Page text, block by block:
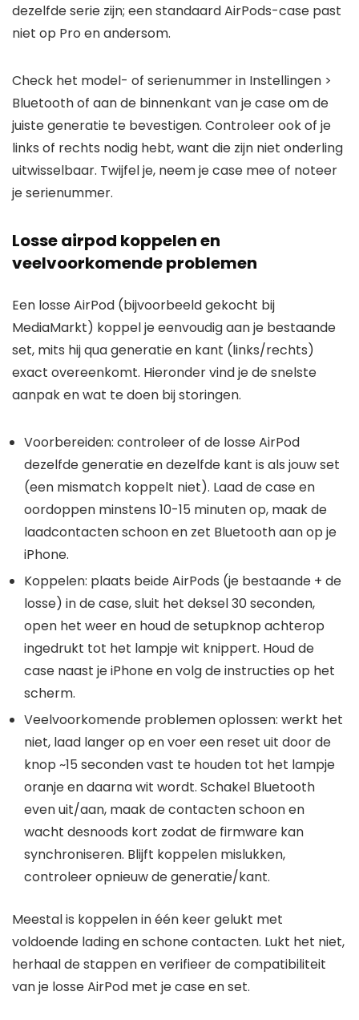
dezelfde serie zijn; een standaard AirPods-case past
niet op Pro en andersom.
Check het model- of serienummer in Instellingen >
Bluetooth of aan de binnenkant van je case om de
juiste generatie te bevestigen. Controleer ook of je
links of rechts nodig hebt, want die zijn niet onderling
uitwisselbaar. Twijfel je, neem je case mee of noteer
je serienummer.
Losse airpod koppelen en
veelvoorkomende problemen
Een losse AirPod (bijvoorbeeld gekocht bij
MediaMarkt) koppel je eenvoudig aan je bestaande
set, mits hij qua generatie en kant (links/rechts)
exact overeenkomt. Hieronder vind je de snelste
aanpak en wat te doen bij storingen.
Voorbereiden: controleer of de losse AirPod
dezelfde generatie en dezelfde kant is als jouw set
(een mismatch koppelt niet). Laad de case en
oordoppen minstens 10-15 minuten op, maak de
laadcontacten schoon en zet Bluetooth aan op je
iPhone.
Koppelen: plaats beide AirPods (je bestaande + de
losse) in de case, sluit het deksel 30 seconden,
open het weer en houd de setupknop achterop
ingedrukt tot het lampje wit knippert. Houd de
case naast je iPhone en volg de instructies op het
scherm.
Veelvoorkomende problemen oplossen: werkt het
niet, laad langer op en voer een reset uit door de
knop ~15 seconden vast te houden tot het lampje
oranje en daarna wit wordt. Schakel Bluetooth
even uit/aan, maak de contacten schoon en
wacht desnoods kort zodat de firmware kan
synchroniseren. Blijft koppelen mislukken,
controleer opnieuw de generatie/kant.
Meestal is koppelen in één keer gelukt met
voldoende lading en schone contacten. Lukt het niet,
herhaal de stappen en verifieer de compatibiliteit
van je losse AirPod met je case en set.